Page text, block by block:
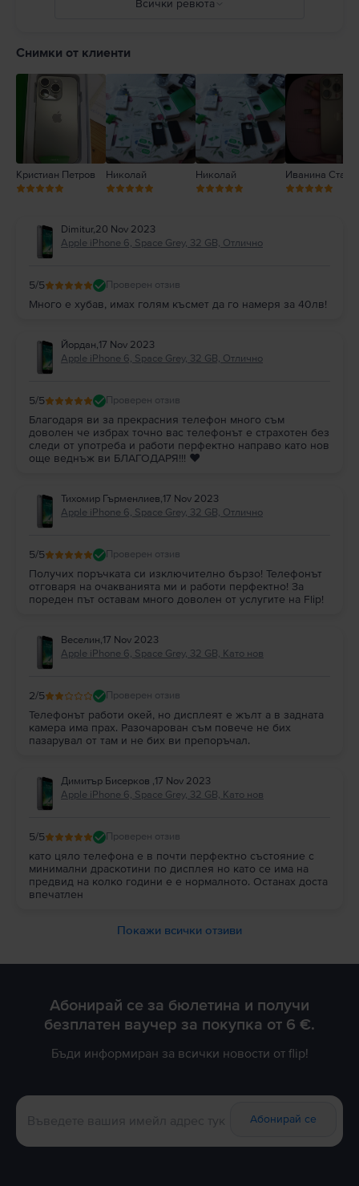
или друга собственост. Пълни подробности на:
Всички ревюта
2
1
Снимки от клиенти
Кристиан Петров Николай Николай Иванина
Dimitur,20 Nov 2023
Apple iPhone 6, Space Grey, 32 GB, Отлично
5/5 Проверен отзив
Много е хубав, имах голям късмет да го намеря за 40лв!
Йордан,17 Nov 2023
Apple iPhone 6, Space Grey, 32 GB, Отлично
5/5 Проверен отзив
Благодаря ви за прекрасния телефон много съм
доволен че избрах точно вас телефонът е страхотен без
следи от употреба и работи перфектно направо като нов
още веднъж ви БЛАГОДАРЯ!!! ❤️
Тихомир Гърменлиев,17 Nov 2023
Apple iPhone 6, Space Grey, 32 GB, Отлично
5/5 Проверен отзив
Получих поръчката си изключително бързо! Телефонът
отговаря на очакванията ми и работи перфектно! За
пореден път оставам много доволен от услугите на Flip!
Веселин,17 Nov 2023
Apple iPhone 6, Space Grey, 32 GB, Като нов
2/5 Проверен отзив
Телефонът работи окей, но дисплеят е жълт а в задната
камера има прах. Разочарован съм повече не бих
пазарувал от там и не бих ви препоръчал.
Димитър Бисерков ,17 Nov 2023
Apple iPhone 6, Space Grey, 32 GB, Като нов
5/5 Проверен отзив
като цяло телефона е в почти перфектно състояние с
минимални драскотини по дисплея но като се има на
предвид на колко години е е нормалното. Останах доста
впечатлен
Покажи всички отзиви
Абонирай се за бюлетина и получи
безплатен ваучер за покупка от 6 €.
Бъди информиран за всички новости от flip!
Абонирай се